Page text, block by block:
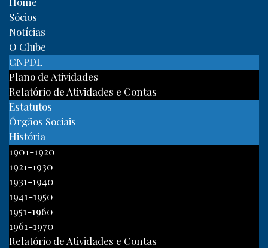
Sócios
Notícias
O Clube
CNPDL
Plano de Atividades
Relatório de Atividades e Contas
Estatutos
Órgãos Sociais
História
1901-1920
1921-1930
1931-1940
1941-1950
1951-1960
1961-1970
Relatório de Atividades e Contas